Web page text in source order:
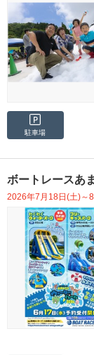
駐車場
ボートレースあ
2026年7月18日(土)～